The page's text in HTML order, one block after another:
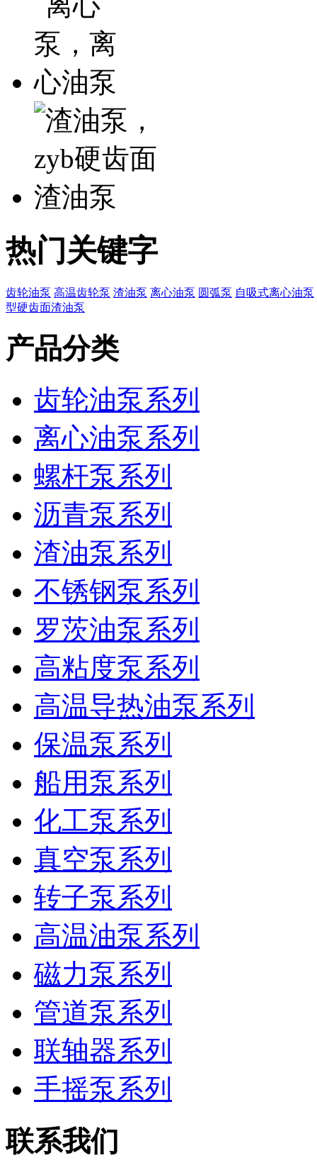
热门关键字
齿轮油泵 高温齿轮泵 渣油泵 离心油泵 圆弧泵 自吸式离心油泵
型硬齿面渣油泵
产品分类
齿轮油泵系列
离心油泵系列
螺杆泵系列
沥青泵系列
渣油泵系列
不锈钢泵系列
罗茨油泵系列
高粘度泵系列
高温导热油泵系列
保温泵系列
船用泵系列
化工泵系列
真空泵系列
转子泵系列
高温油泵系列
磁力泵系列
管道泵系列
联轴器系列
手摇泵系列
联系我们